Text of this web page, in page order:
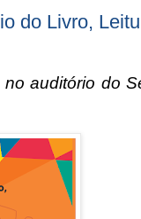
do Livro,
auditório do